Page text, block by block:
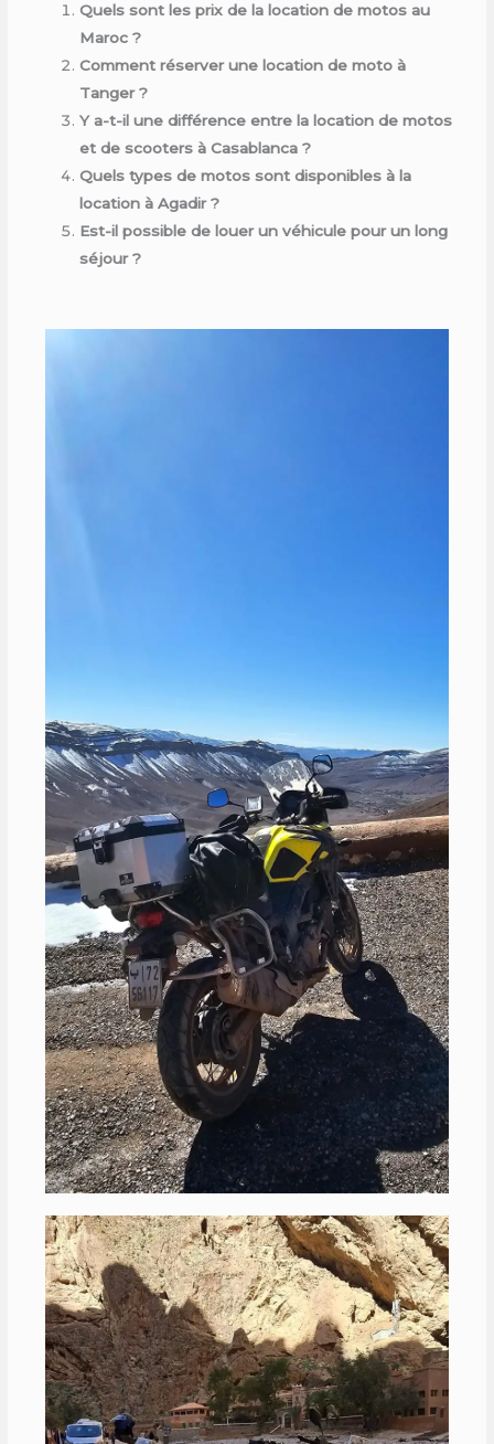
Quels sont les prix de la location de motos au
Maroc ?
Comment réserver une location de moto à
Tanger ?
Y a-t-il une différence entre la location de motos
et de scooters à Casablanca ?
Quels types de motos sont disponibles à la
location à Agadir ?
Est-il possible de louer un véhicule pour un long
séjour ?